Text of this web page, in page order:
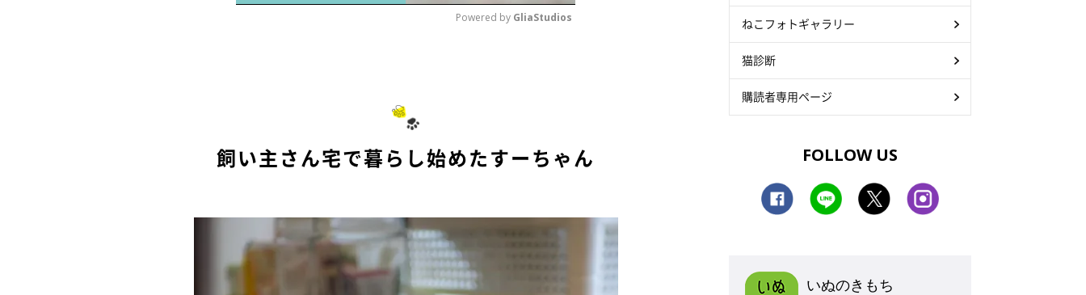
Powered by GliaStudios
飼い主さん宅で暮らし始めたすーちゃん
ねこフォトギャラリー
猫診断
購読者専用ページ
FOLLOW US
いぬのきもち